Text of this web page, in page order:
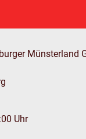
Münsterland
Uhr